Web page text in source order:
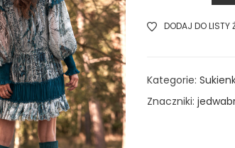
DODAJ DO LISTY
Kategorie:
Znaczniki: